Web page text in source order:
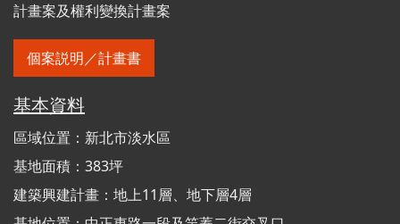
計畫案及權利變換計畫案
個案説明／計畫書
基本資料
區域位置：新北市淡水區
基地面積：383坪
建築興建計畫：地上11層、地下層4層